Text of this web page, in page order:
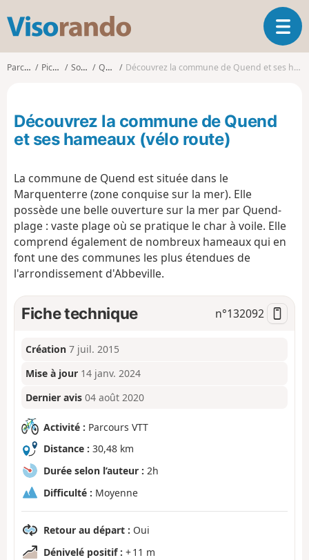
s
o
d
o
O
u
a
i
Parcours Picardie Somme Quend Découvrez la commune de Quend et ses hameaux (vélo route)
Découvrez la commune de Quend
et ses hameaux (vélo route)
La commune de Quend est située dans le
Marquenterre (zone conquise sur la mer). Elle
possède une belle ouverture sur la mer par Quend-
plage : vaste plage où se pratique le char à voile. Elle
comprend également de nombreux hameaux qui en
font une des communes les plus étendues de
l'arrondissement d'Abbeville.
Fiche technique n°132092
Création 7 juil. 2015
Mise à jour 14 janv. 2024
Dernier avis 04 août 2020
Activité : Parcours VTT
Distance : 30,48 km
Durée selon l’auteur : 2h
Difficulté : Moyenne
Retour au départ : Oui
Dénivelé positif : + 11 m